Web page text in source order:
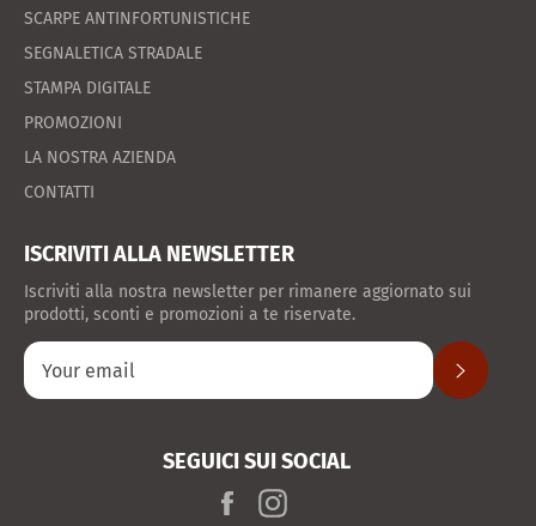
SCARPE ANTINFORTUNISTICHE
SEGNALETICA STRADALE
STAMPA DIGITALE
PROMOZIONI
LA NOSTRA AZIENDA
CONTATTI
ISCRIVITI ALLA NEWSLETTER
Iscriviti alla nostra newsletter per rimanere aggiornato sui
prodotti, sconti e promozioni a te riservate.
SEGUICI SUI SOCIAL
Facebook